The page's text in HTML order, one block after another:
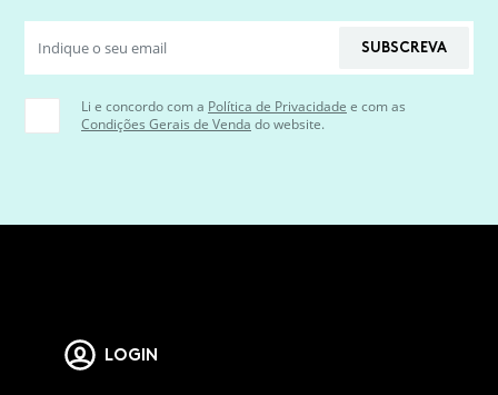
SUBSCREVA
Li e concordo com a Política de Privacidade e com as
Condições Gerais de Venda do website.
LOGIN